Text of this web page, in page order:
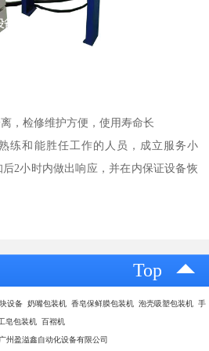
，检修维护方便，使用寿命长
练和能胜任工作的人员，成立服务小
2小时内做出响应，并在内保证设备恢
Top
设备 奶嘴包装机 香皂保鲜膜包装机 泡壳吸塑包装机 手
皂包装机 百褶机
州盈溢鑫自动化设备有限公司